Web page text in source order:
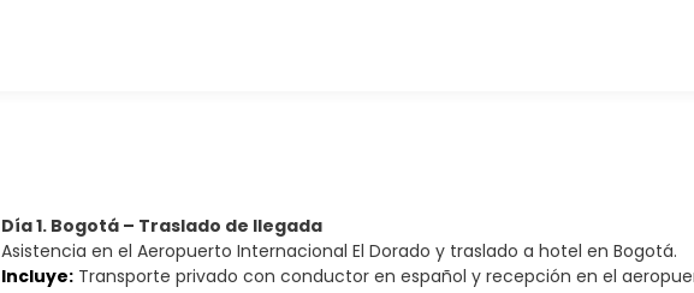
Día 1. Bogotá – Traslado de llegada
Asistencia en el Aeropuerto Internacional El Dorado y traslado a hotel en Bogotá.
Incluye: Transporte privado con conductor en español y recepción en el